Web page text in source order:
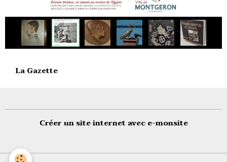
La Gazette
Créer un site internet avec e-monsite